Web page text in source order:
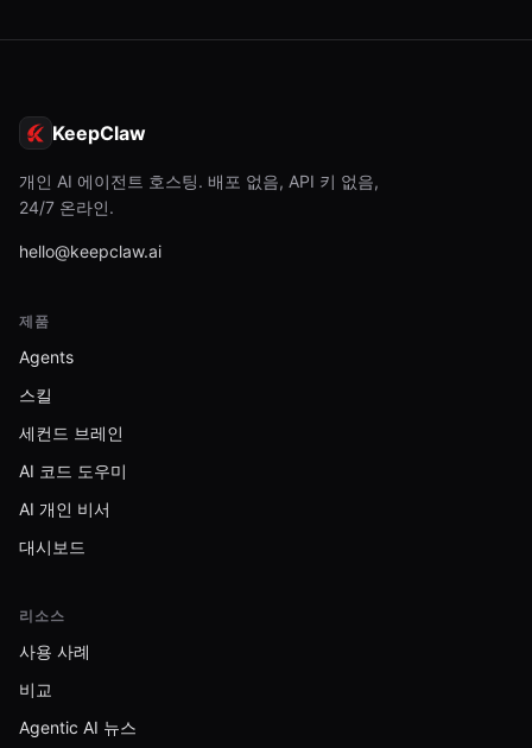
KeepClaw
개인 AI 에이전트 호스팅. 배포 없음, API 키 없음,
24/7 온라인.
hello@keepclaw.ai
제품
Agents
스킬
세컨드 브레인
AI 코드 도우미
AI 개인 비서
대시보드
리소스
사용 사례
비교
Agentic AI 뉴스